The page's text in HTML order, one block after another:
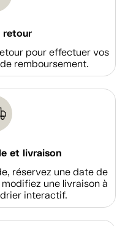
retour
pour effectuer vos
remboursement.
et livraison
réservez une date de
une livraison à
interactif.